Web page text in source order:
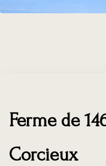
Ferme de
Corcieux